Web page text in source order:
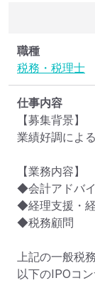
職種
税務・税理士
仕事内容
【募集背景】
業績好調によ
【業務内容】
◆会計アドバ
◆経理支援・
◆税務顧問
上記の一般税
以下のIPOコ